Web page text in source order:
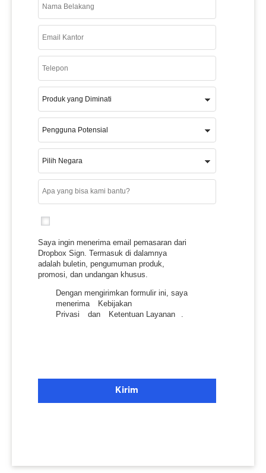
Saya ingin menerima email pemasaran dari
Dropbox Sign. Termasuk di dalamnya
adalah buletin, pengumuman produk,
promosi, dan undangan khusus.
Dengan mengirimkan formulir ini, saya
menerima
Kebijakan
Privasi
dan Ketentuan Layanan
Kirim